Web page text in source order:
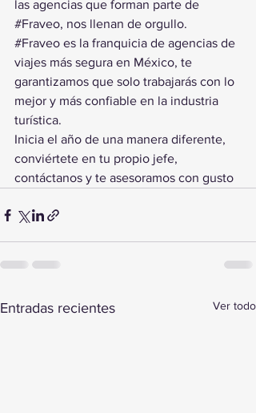
las agencias que forman parte de
#Fraveo, nos llenan de orgullo.
#Fraveo es la franquicia de agencias de
viajes más segura en México, te
garantizamos que solo trabajarás con lo
mejor y más confiable en la industria
turística.
Inicia el año de una manera diferente,
conviértete en tu propio jefe,
contáctanos y te asesoramos con gusto
Entradas recientes Ver todo